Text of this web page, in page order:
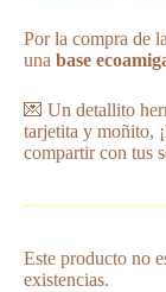
Por la compra de la
una base
💌 Un detallito
tarjetita y moñito,
compartir con tus
Este producto no
existencias.